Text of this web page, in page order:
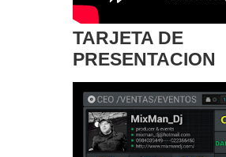
TARJETA DE
PRESENTACION